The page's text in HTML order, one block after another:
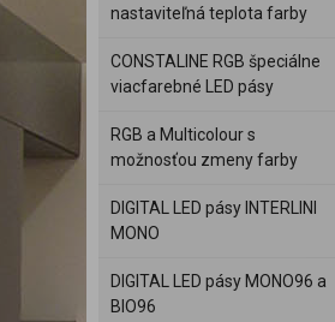
nastaviteľná teplota farby
CONSTALINE RGB špeciálne
viacfarebné LED pásy
RGB a Multicolour s
možnosťou zmeny farby
DIGITAL LED pásy INTERLINI
MONO
DIGITAL LED pásy MONO96 a
BIO96